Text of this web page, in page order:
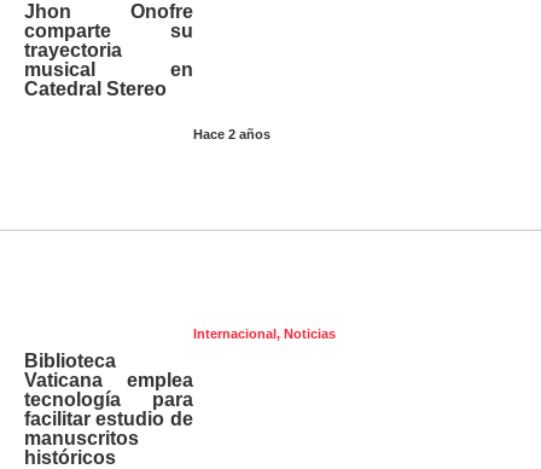
Hace 2 años
Jhon Onofre
comparte su
trayectoria
musical en
Catedral Stereo
Internacional , Noticias
Biblioteca
Vaticana emplea
tecnología para
facilitar estudio de
manuscritos
históricos